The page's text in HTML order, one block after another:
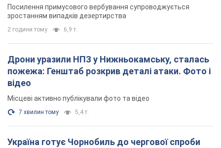
Посилення примусового вербування супроводжується
зростанням випадків дезертирства
2 години тому 6,9 т.
Дрони уразили НПЗ у Нижньокамську, сталась
пожежа: Генштаб розкрив деталі атаки. Фото і
відео
Місцеві активно публікували фото та відео
7 хвилин тому 5,4 т.
Україна готує Чорнобиль до чергової спроби